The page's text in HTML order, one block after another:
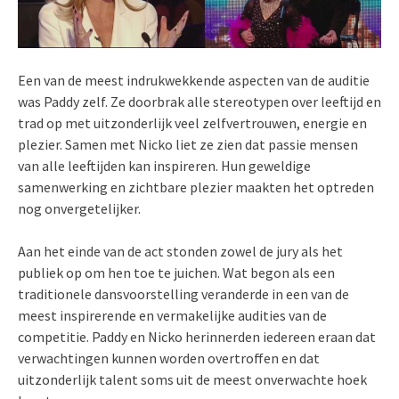
Een van de meest indrukwekkende aspecten van de auditie
was Paddy zelf. Ze doorbrak alle stereotypen over leeftijd en
trad op met uitzonderlijk veel zelfvertrouwen, energie en
plezier. Samen met Nicko liet ze zien dat passie mensen
van alle leeftijden kan inspireren. Hun geweldige
samenwerking en zichtbare plezier maakten het optreden
nog onvergetelijker.
Aan het einde van de act stonden zowel de jury als het
publiek op om hen toe te juichen. Wat begon als een
traditionele dansvoorstelling veranderde in een van de
meest inspirerende en vermakelijke audities van de
competitie. Paddy en Nicko herinnerden iedereen eraan dat
verwachtingen kunnen worden overtroffen en dat
uitzonderlijk talent soms uit de meest onverwachte hoek